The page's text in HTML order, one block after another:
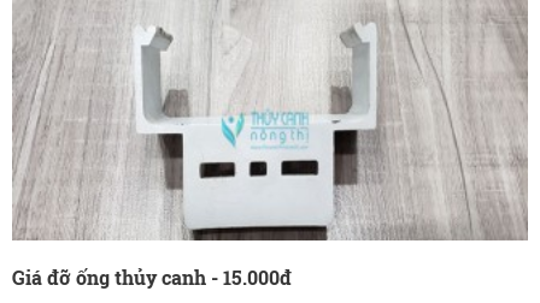
Giá đỡ ống thủy canh - 15.000đ